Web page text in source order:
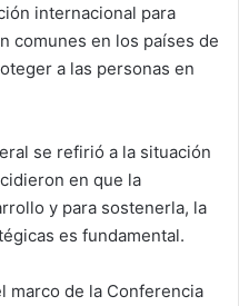
internacional para
comunes en los países de
a las personas en
se refirió a la situación
en que la
y para sostenerla, la
es fundamental.
marco de la Conferencia